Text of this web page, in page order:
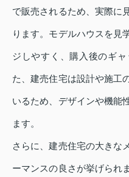
で販売されるため、実際に
ります。モデルハウスを見
ジしやすく、購入後のギ
た、建売住宅は設計や施工
いるため、デザインや機能
ます。
さらに、建売住宅の大きな
ーマンスの良さが挙げられ